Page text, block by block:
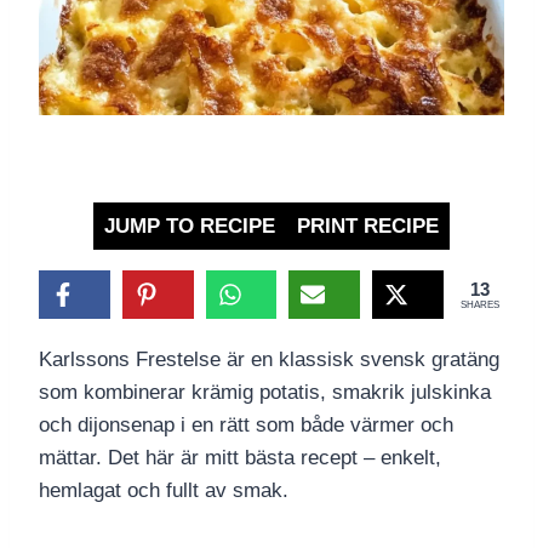
JUMP TO RECIPE PRINT RECIPE
13
SHARES
Karlssons Frestelse är en klassisk svensk gratäng
som kombinerar krämig potatis, smakrik julskinka
och dijonsenap i en rätt som både värmer och
mättar. Det här är mitt bästa recept – enkelt,
hemlagat och fullt av smak.